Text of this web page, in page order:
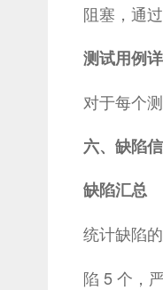
阻塞，通
测试用例
对于每个
六、缺陷
缺陷汇总
统计缺陷
陷 5 个，